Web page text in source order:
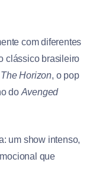
com diferentes
clássico brasileiro
Horizon, o pop
do Avenged
um show intenso,
que